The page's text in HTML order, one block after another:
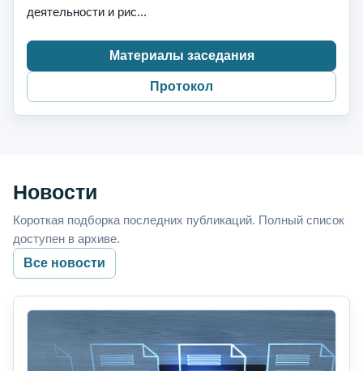
деятельности и рис...
Материалы заседания
Протокол
Новости
Короткая подборка последних публикаций. Полный список
доступен в архиве.
Все новости